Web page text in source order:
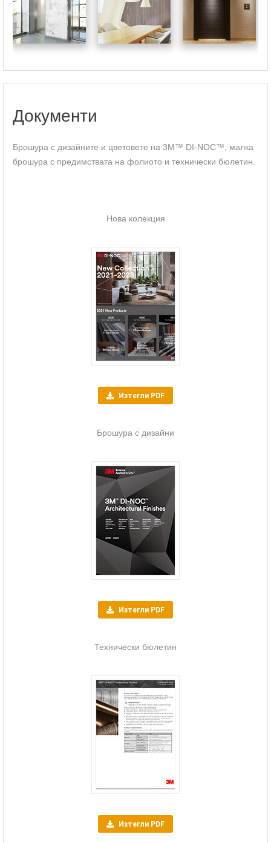
Документи
Брошура с дизайните и цветовете на 3M™ DI-NOC™, малка
брошура с предимствата на фолиото и технически бюлетин.
Нова колекция
Изтегли PDF
Брошура с дизайни
Изтегли PDF
Технически бюлетин
Изтегли PDF